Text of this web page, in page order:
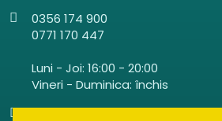
0356 174 900
0771 170 447
Luni - Joi: 16:00 - 20:00
Vineri - Duminica: închis
clinicadrpopazoran@gmail.com